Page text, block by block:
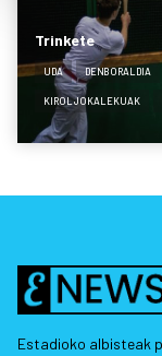
Trinkete
UDA DENBORALDIA
KIROL JOKALEKUAK
Estadioko albisteak